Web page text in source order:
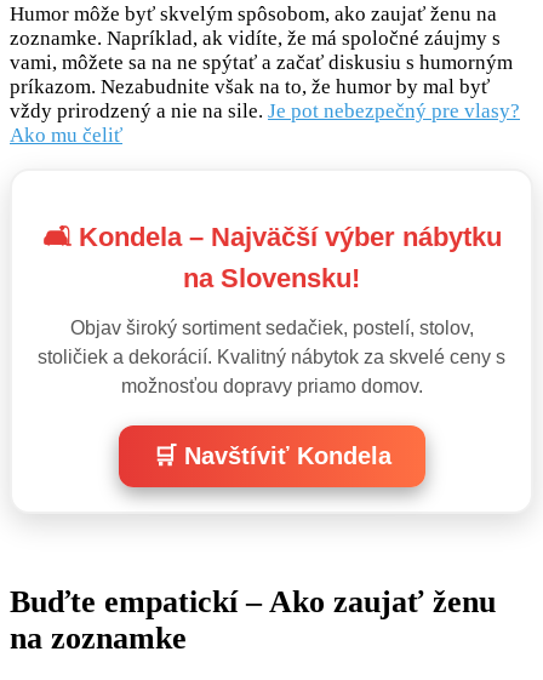
Humor môže byť skvelým spôsobom, ako zaujať ženu na
zoznamke. Napríklad, ak vidíte, že má spoločné záujmy s
vami, môžete sa na ne spýtať a začať diskusiu s humorným
príkazom. Nezabudnite však na to, že humor by mal byť
vždy prirodzený a nie na sile. Je pot nebezpečný pre vlasy?
Ako mu čeliť
🛋️ Kondela – Najväčší výber nábytku
na Slovensku!
Objav široký sortiment sedačiek, postelí, stolov,
stoličiek a dekorácií. Kvalitný nábytok za skvelé ceny s
možnosťou dopravy priamo domov.
🛒 Navštíviť Kondela
Buďte empatickí – Ako zaujať ženu
na zoznamke